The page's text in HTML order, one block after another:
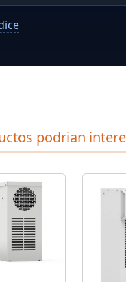
podrian